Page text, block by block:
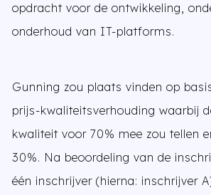
opdracht voor de ontwikkeling,
onderhoud van IT-platforms.
Gunning zou plaats vinden op
prijs-kwaliteitsverhouding waarbij
kwaliteit voor 70% mee zou tellen
30%. Na beoordeling van de
één inschrijver (hierna: inschrijver